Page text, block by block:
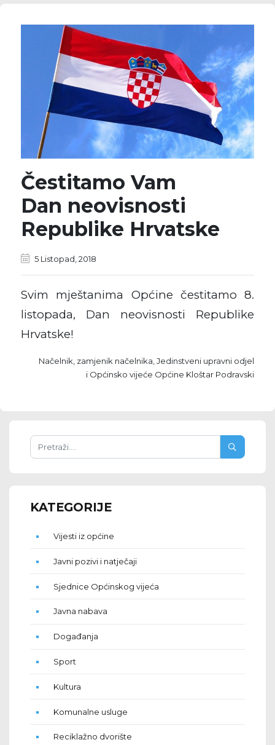
Čestitamo Vam
Dan neovisnosti
Republike Hrvatske
5 Listopad, 2018
Svim mještanima Općine čestitamo 8.
listopada, Dan neovisnosti Republike
Hrvatske!
Načelnik, zamjenik načelnika, Jedinstveni upravni odjel
i Općinsko vijeće Općine Kloštar Podravski
KATEGORIJE
Vijesti iz općine
Javni pozivi i natječaji
Sjednice Općinskog vijeća
Javna nabava
Događanja
Sport
Kultura
Komunalne usluge
Reciklažno dvorište